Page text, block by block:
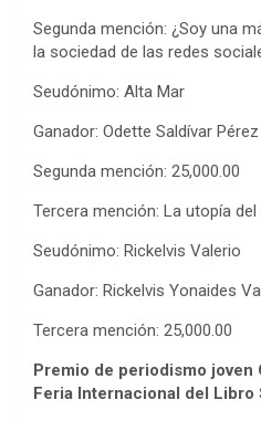
Segunda mención: ¿Soy una
la sociedad de las redes
Seudónimo: Alta Mar
Ganador: Odette Saldívar Pérez
Segunda mención: 25,000.00
Tercera mención: La utopía
Seudónimo: Rickelvis Valerio
Ganador: Rickelvis Yonaides
Tercera mención: 25,000.00
Premio de periodismo joven
Feria Internacional del Libro